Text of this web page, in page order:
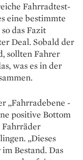
Fahrradtest-
eine bestimmte
das Fazit
Deal. Sobald der
sollten Fahrer
was es in der
„Fahrradebene
positive Bottom
„Dieses
Bestand. Das